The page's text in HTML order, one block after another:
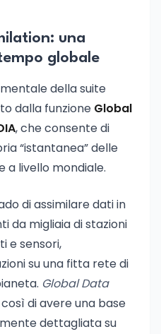
una
globale
della suite
dalla funzione Global
, che consente di
“istantanea” delle
a livello mondiale.
di assimilare dati in
da migliaia di stazioni
e sensori,
su una fitta rete di
Global Data
di avere una base
dettagliata su